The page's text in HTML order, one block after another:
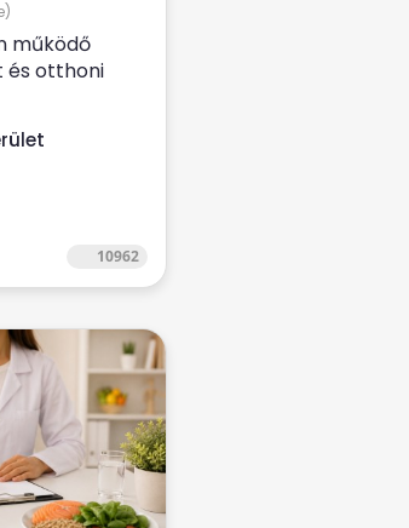
működő
és otthoni
NEAK-
10962